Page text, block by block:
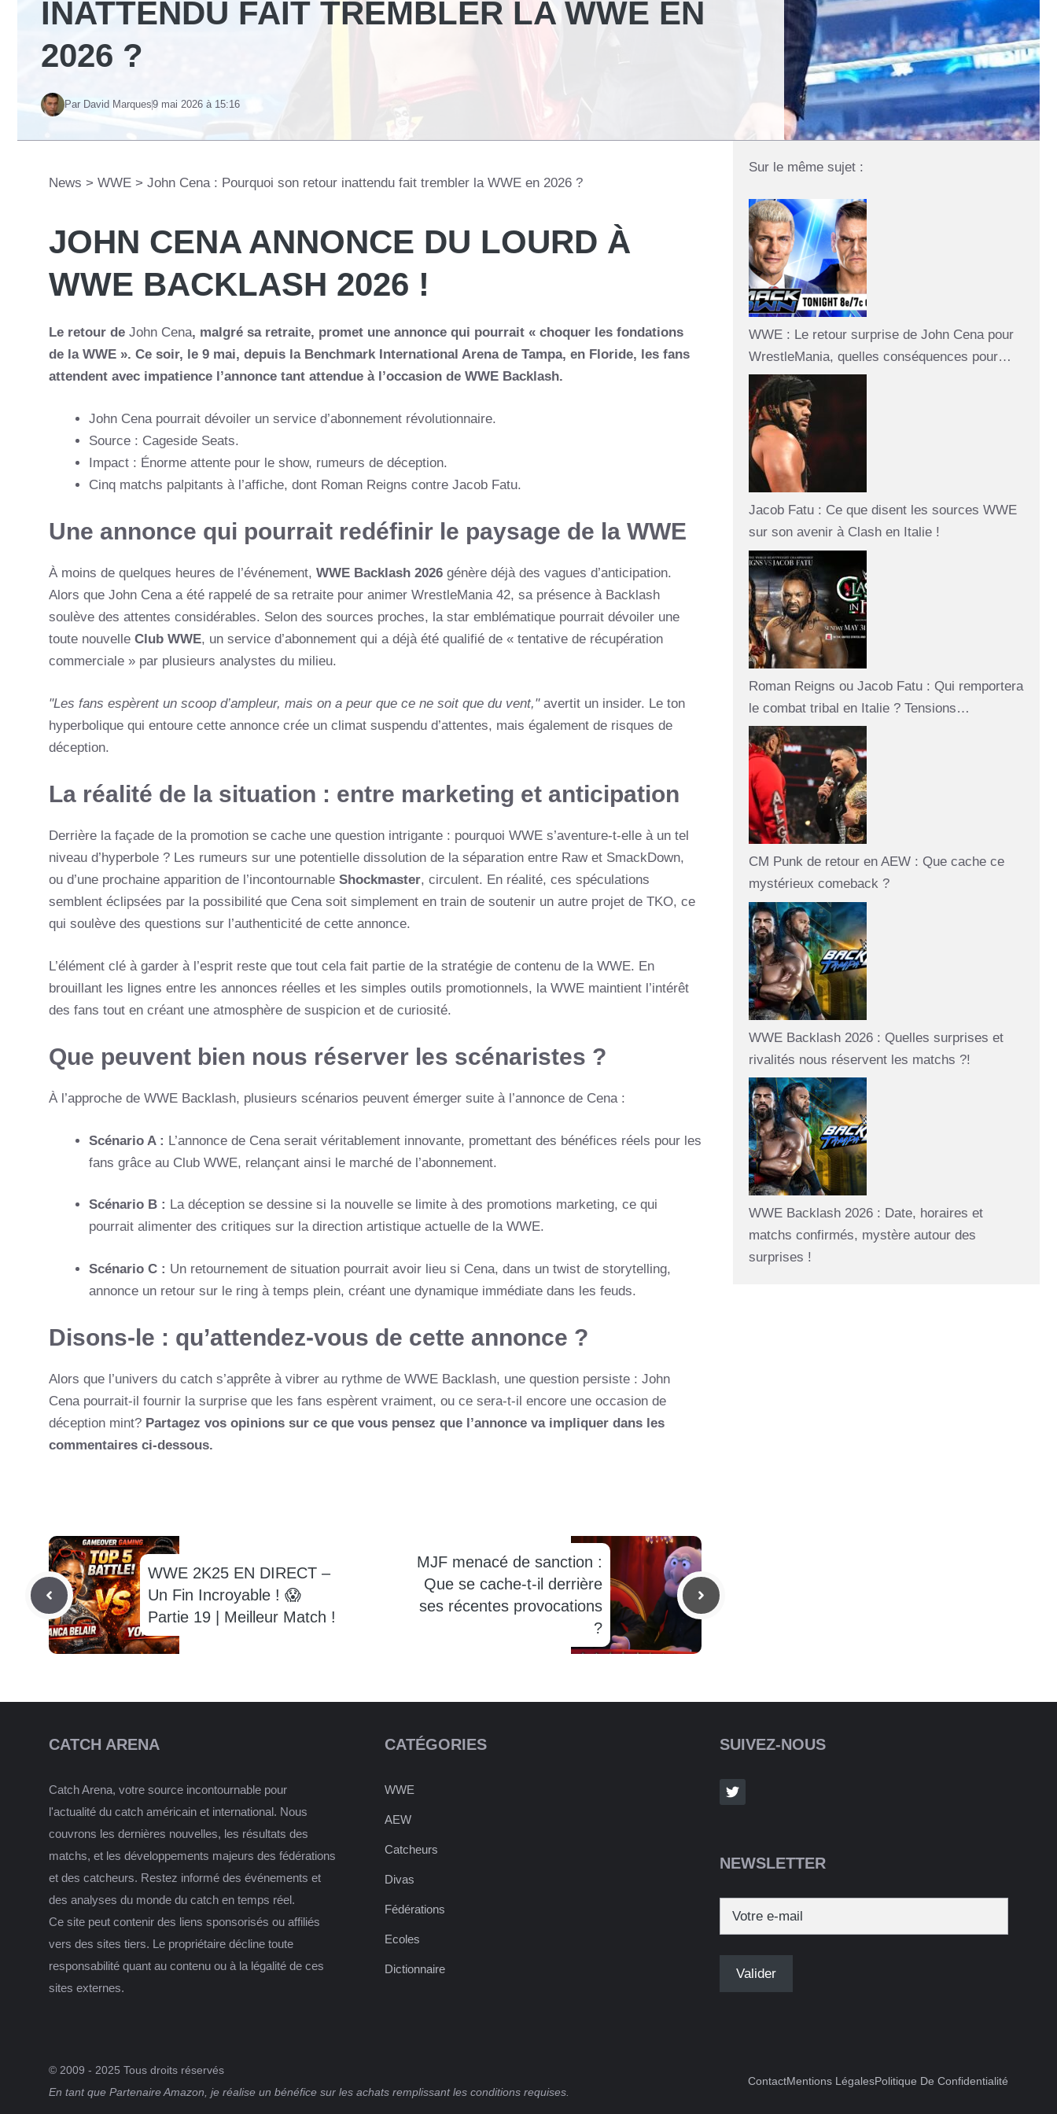
INATTENDU FAIT TREMBLER LA WWE EN
2026 ?
Par David Marques9 mai 2026 à 15:16
News > WWE > John Cena : Pourquoi son retour inattendu fait trembler la WWE en 2026 ?
JOHN CENA ANNONCE DU LOURD À
WWE BACKLASH 2026 !
Le retour de John Cena, malgré sa retraite, promet une annonce qui pourrait « choquer les fondations
de la WWE ». Ce soir, le 9 mai, depuis la Benchmark International Arena de Tampa, en Floride, les fans
attendent avec impatience l’annonce tant attendue à l’occasion de WWE Backlash.
John Cena pourrait dévoiler un service d’abonnement révolutionnaire.
Source : Cageside Seats.
Impact : Énorme attente pour le show, rumeurs de déception.
Cinq matchs palpitants à l’affiche, dont Roman Reigns contre Jacob Fatu.
Une annonce qui pourrait redéfinir le paysage de la WWE
À moins de quelques heures de l’événement, WWE Backlash 2026 génère déjà des vagues d’anticipation.
Alors que John Cena a été rappelé de sa retraite pour animer WrestleMania 42, sa présence à Backlash
soulève des attentes considérables. Selon des sources proches, la star emblématique pourrait dévoiler une
toute nouvelle Club WWE, un service d’abonnement qui a déjà été qualifié de « tentative de récupération
commerciale » par plusieurs analystes du milieu.
"Les fans espèrent un scoop d’ampleur, mais on a peur que ce ne soit que du vent,"avertit un insider. Le ton
hyperbolique qui entoure cette annonce crée un climat suspendu d’attentes, mais également de risques de
déception.
La réalité de la situation : entre marketing et anticipation
Derrière la façade de la promotion se cache une question intrigante : pourquoi WWE s’aventure-t-elle à un tel
niveau d’hyperbole ? Les rumeurs sur une potentielle dissolution de la séparation entre Raw et SmackDown,
ou d’une prochaine apparition de l’incontournable Shockmaster, circulent. En réalité, ces spéculations
semblent éclipsées par la possibilité que Cena soit simplement en train de soutenir un autre projet de TKO, ce
qui soulève des questions sur l’authenticité de cette annonce.
L’élément clé à garder à l’esprit reste que tout cela fait partie de la stratégie de contenu de la WWE. En
brouillant les lignes entre les annonces réelles et les simples outils promotionnels, la WWE maintient l’intérêt
des fans tout en créant une atmosphère de suspicion et de curiosité.
Que peuvent bien nous réserver les scénaristes ?
À l’approche de WWE Backlash, plusieurs scénarios peuvent émerger suite à l’annonce de Cena :
Scénario A : L’annonce de Cena serait véritablement innovante, promettant des bénéfices réels pour les
fans grâce au Club WWE, relançant ainsi le marché de l’abonnement.
Scénario B : La déception se dessine si la nouvelle se limite à des promotions marketing, ce qui
pourrait alimenter des critiques sur la direction artistique actuelle de la WWE.
Scénario C : Un retournement de situation pourrait avoir lieu si Cena, dans un twist de storytelling,
annonce un retour sur le ring à temps plein, créant une dynamique immédiate dans les feuds.
Disons-le : qu’attendez-vous de cette annonce ?
Alors que l’univers du catch s’apprête à vibrer au rythme de WWE Backlash, une question persiste : John
Cena pourrait-il fournir la surprise que les fans espèrent vraiment, ou ce sera-t-il encore une occasion de
déception mint? Partagez vos opinions sur ce que vous pensez que l’annonce va impliquer dans les
commentaires ci-dessous.
WWE 2K25 EN DIRECT –
Un Fin Incroyable ! 😱
Partie 19 | Meilleur Match !
MJF menacé de sanction :
Que se cache-t-il derrière
ses récentes provocations
?
Sur le même sujet :
WWE : Le retour surprise de John Cena pour
WrestleMania, quelles conséquences pour…
Jacob Fatu : Ce que disent les sources WWE
sur son avenir à Clash en Italie !
Roman Reigns ou Jacob Fatu : Qui remportera
le combat tribal en Italie ? Tensions…
CM Punk de retour en AEW : Que cache ce
mystérieux comeback ?
WWE Backlash 2026 : Quelles surprises et
rivalités nous réservent les matchs ?!
WWE Backlash 2026 : Date, horaires et
matchs confirmés, mystère autour des
surprises !
CATCH ARENA
Catch Arena, votre source incontournable pour
l'actualité du catch américain et international. Nous
couvrons les dernières nouvelles, les résultats des
matchs, et les développements majeurs des fédérations
et des catcheurs. Restez informé des événements et
des analyses du monde du catch en temps réel.
Ce site peut contenir des liens sponsorisés ou affiliés
vers des sites tiers. Le propriétaire décline toute
responsabilité quant au contenu ou à la légalité de ces
sites externes.
CATÉGORIES
WWE
AEW
Catcheurs
Divas
Fédérations
Ecoles
Dictionnaire
SUIVEZ-NOUS
NEWSLETTER
© 2009 - 2025 Tous droits réservés
En tant que Partenaire Amazon, je réalise un bénéfice sur les achats remplissant les conditions requises.
ContactMentions LégalesPolitique De Confidentialité